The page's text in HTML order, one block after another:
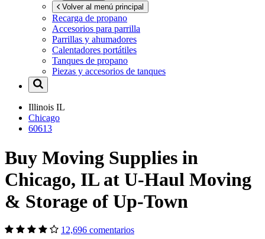
Volver al menú principal
Recarga de propano
Accesorios para parrilla
Parrillas y ahumadores
Calentadores portátiles
Tanques de propano
Piezas y accesorios de tanques
Illinois IL
Chicago
60613
Buy Moving Supplies in
Chicago, IL at U-Haul Moving
& Storage of Up-Town
12,696 comentarios